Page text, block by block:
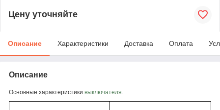
Цену уточняйте
Описание Характеристики Доставка Оплата
Описание
Основные характеристики выключателя